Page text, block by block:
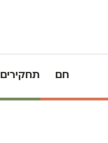
חם תחקירים